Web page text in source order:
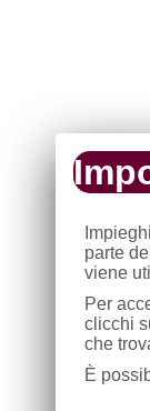
parte
viene
Per
clicchi
che
È